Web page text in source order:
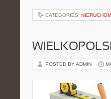
CATEGORIES:
POSTED BY ADMIN